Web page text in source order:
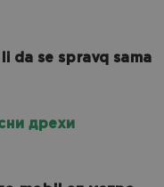
da se spravq sama
дрехи